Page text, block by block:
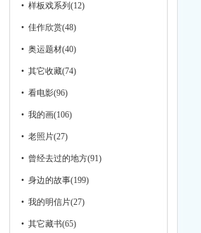
• 样板戏系列 (12)
• 佳作欣赏(48)
• 奥运题材(40)
• 其它收藏(74)
• 看电影(96)
• 我的画(106)
• 老照片(27)
• 曾经去过的地方(91)
• 身边的故事(199)
• 我的明信片(27)
• 其它藏书(65)